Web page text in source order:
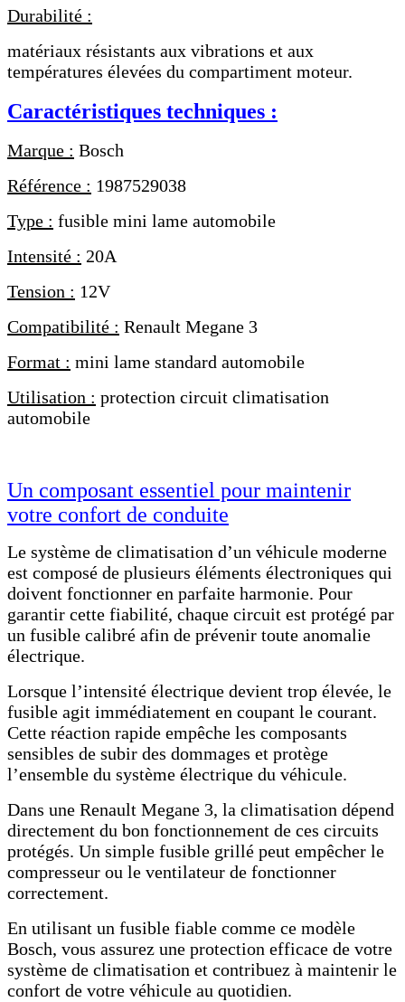
Durabilité :
matériaux résistants aux vibrations et aux
températures élevées du compartiment moteur.
Caractéristiques techniques :
Marque : Bosch
Référence : 1987529038
Type : fusible mini lame automobile
Intensité : 20A
Tension : 12V
Compatibilité : Renault Megane 3
Format : mini lame standard automobile
Utilisation : protection circuit climatisation
automobile
Un composant essentiel pour maintenir
votre confort de conduite
Le système de climatisation d’un véhicule moderne
est composé de plusieurs éléments électroniques qui
doivent fonctionner en parfaite harmonie. Pour
garantir cette fiabilité, chaque circuit est protégé par
un fusible calibré afin de prévenir toute anomalie
électrique.
Lorsque l’intensité électrique devient trop élevée, le
fusible agit immédiatement en coupant le courant.
Cette réaction rapide empêche les composants
sensibles de subir des dommages et protège
l’ensemble du système électrique du véhicule.
Dans une Renault Megane 3, la climatisation dépend
directement du bon fonctionnement de ces circuits
protégés. Un simple fusible grillé peut empêcher le
compresseur ou le ventilateur de fonctionner
correctement.
En utilisant un fusible fiable comme ce modèle
Bosch, vous assurez une protection efficace de votre
système de climatisation et contribuez à maintenir le
confort de votre véhicule au quotidien.